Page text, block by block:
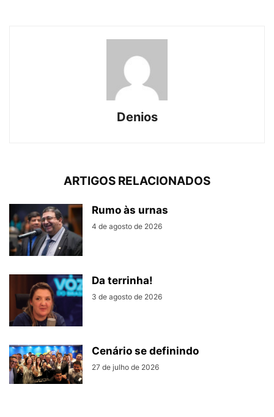
Denios
ARTIGOS RELACIONADOS
Rumo às urnas
4 de agosto de 2026
Da terrinha!
3 de agosto de 2026
Cenário se definindo
27 de julho de 2026